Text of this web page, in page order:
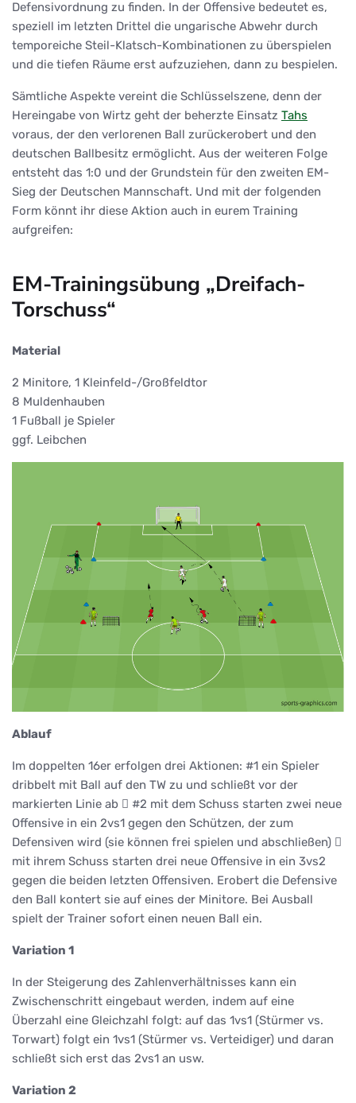
Defensivordnung zu finden. In der Offensive bedeutet es,
speziell im letzten Drittel die ungarische Abwehr durch
temporeiche Steil-Klatsch-Kombinationen zu überspielen
und die tiefen Räume erst aufzuziehen, dann zu bespielen.
Sämtliche Aspekte vereint die Schlüsselszene, denn der
Hereingabe von Wirtz geht der beherzte Einsatz Tahs
voraus, der den verlorenen Ball zurückerobert und den
deutschen Ballbesitz ermöglicht. Aus der weiteren Folge
entsteht das 1:0 und der Grundstein für den zweiten EM-
Sieg der Deutschen Mannschaft. Und mit der folgenden
Form könnt ihr diese Aktion auch in eurem Training
aufgreifen:
EM-Trainingsübung „Dreifach-
Torschuss“
Material
2 Minitore, 1 Kleinfeld-/Großfeldtor
8 Muldenhauben
1 Fußball je Spieler
ggf. Leibchen
Ablauf
Im doppelten 16er erfolgen drei Aktionen: #1 ein Spieler
dribbelt mit Ball auf den TW zu und schließt vor der
markierten Linie ab  #2 mit dem Schuss starten zwei neue
Offensive in ein 2vs1 gegen den Schützen, der zum
Defensiven wird (sie können frei spielen und abschließen) 
mit ihrem Schuss starten drei neue Offensive in ein 3vs2
gegen die beiden letzten Offensiven. Erobert die Defensive
den Ball kontert sie auf eines der Minitore. Bei Ausball
spielt der Trainer sofort einen neuen Ball ein.
Variation 1
In der Steigerung des Zahlenverhältnisses kann ein
Zwischenschritt eingebaut werden, indem auf eine
Überzahl eine Gleichzahl folgt: auf das 1vs1 (Stürmer vs.
Torwart) folgt ein 1vs1 (Stürmer vs. Verteidiger) und daran
schließt sich erst das 2vs1 an usw.
Variation 2